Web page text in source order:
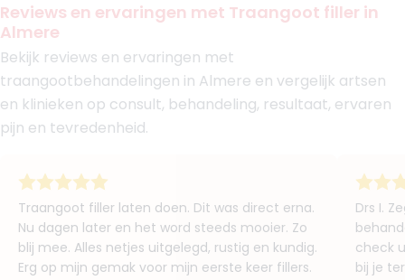
FunctieCosmetisch arts, Basisarts
Klinieken
Fairday Clinics Almere
Fairday Clinics Hilversum
+ 9 meer
( review)
7. Drs. Julia van Groenewoud
BIG-nummer 49936710201
Reviews en ervaringen met Traangoot filler in
Almere
Bekijk reviews en ervaringen met
traangootbehandelingen in Almere en vergelijk artsen
en klinieken op consult, behandeling, resultaat, ervaren
pijn en tevredenheid.
Traangoot filler laten doen. Dit was direct erna.
Nu dagen later en het word steeds mooier. Zo
blij mee. Alles netjes uitgelegd, rustig en kundig.
Erg op mijn gemak voor mijn eerste keer fillers.
Drs I.
check
bij je